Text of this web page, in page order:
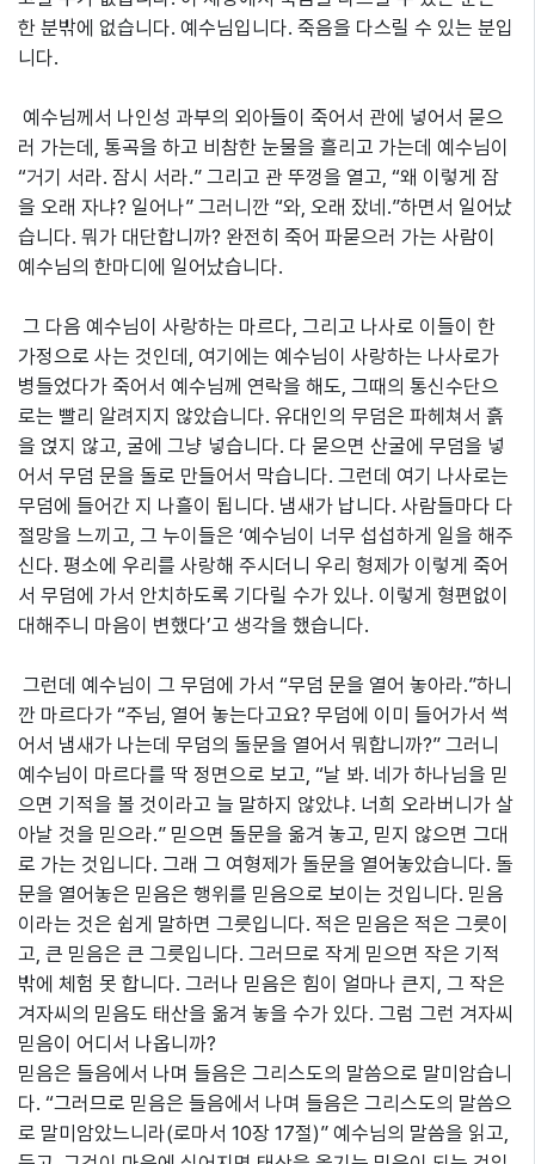
한 분밖에 없습니다. 예수님입니다. 죽음을 다스릴 수 있는 분입
니다.
예수님께서 나인성 과부의 외아들이 죽어서 관에 넣어서 묻으
러 가는데, 통곡을 하고 비참한 눈물을 흘리고 가는데 예수님이
“거기 서라. 잠시 서라.” 그리고 관 뚜껑을 열고, “왜 이렇게 잠
을 오래 자냐? 일어나” 그러니깐 “와, 오래 잤네.”하면서 일어났
습니다. 뭐가 대단합니까? 완전히 죽어 파묻으러 가는 사람이
예수님의 한마디에 일어났습니다.
그 다음 예수님이 사랑하는 마르다, 그리고 나사로 이들이 한
가정으로 사는 것인데, 여기에는 예수님이 사랑하는 나사로가
병들었다가 죽어서 예수님께 연락을 해도, 그때의 통신수단으
로는 빨리 알려지지 않았습니다. 유대인의 무덤은 파헤쳐서 흙
을 얹지 않고, 굴에 그냥 넣습니다. 다 묻으면 산굴에 무덤을 넣
어서 무덤 문을 돌로 만들어서 막습니다. 그런데 여기 나사로는
무덤에 들어간 지 나흘이 됩니다. 냄새가 납니다. 사람들마다 다
절망을 느끼고, 그 누이들은 ‘예수님이 너무 섭섭하게 일을 해주
신다. 평소에 우리를 사랑해 주시더니 우리 형제가 이렇게 죽어
서 무덤에 가서 안치하도록 기다릴 수가 있나. 이렇게 형편없이
대해주니 마음이 변했다’고 생각을 했습니다.
그런데 예수님이 그 무덤에 가서 “무덤 문을 열어 놓아라.”하니
깐 마르다가 “주님, 열어 놓는다고요? 무덤에 이미 들어가서 썩
어서 냄새가 나는데 무덤의 돌문을 열어서 뭐합니까?” 그러니
예수님이 마르다를 딱 정면으로 보고, “날 봐. 네가 하나님을 믿
으면 기적을 볼 것이라고 늘 말하지 않았냐. 너희 오라버니가 살
아날 것을 믿으라.” 믿으면 돌문을 옮겨 놓고, 믿지 않으면 그대
로 가는 것입니다. 그래 그 여형제가 돌문을 열어놓았습니다. 돌
문을 열어놓은 믿음은 행위를 믿음으로 보이는 것입니다. 믿음
이라는 것은 쉽게 말하면 그릇입니다. 적은 믿음은 적은 그릇이
고, 큰 믿음은 큰 그릇입니다. 그러므로 작게 믿으면 작은 기적
밖에 체험 못 합니다. 그러나 믿음은 힘이 얼마나 큰지, 그 작은
겨자씨의 믿음도 태산을 옮겨 놓을 수가 있다. 그럼 그런 겨자씨
믿음이 어디서 나옵니까?
믿음은 들음에서 나며 들음은 그리스도의 말씀으로 말미암습니
다. “그러므로 믿음은 들음에서 나며 들음은 그리스도의 말씀으
로 말미암았느니라(로마서 10장 17절)” 예수님의 말씀을 읽고,